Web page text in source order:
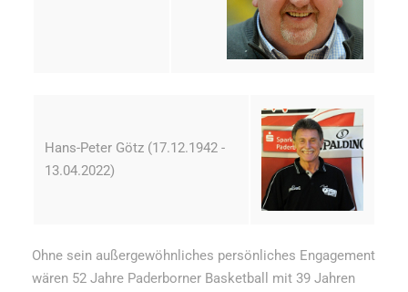
Hans-Peter Götz (17.12.1942 -
13.04.2022)
Ohne sein außergewöhnliches persönliches Engagement
wären 52 Jahre Paderborner Basketball mit 39 Jahren